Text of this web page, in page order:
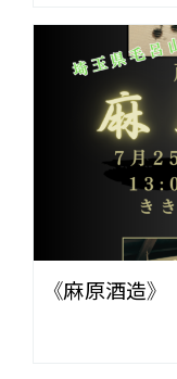
《麻原酒造